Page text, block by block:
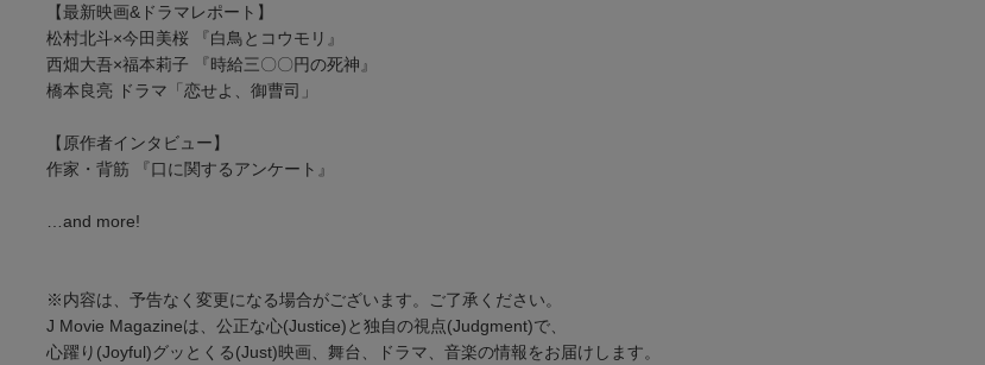
【最新映画&ドラマレポート】
松村北斗×今田美桜 『白鳥とコウモリ』
西畑大吾×福本莉子 『時給三〇〇円の死神』
橋本良亮 ドラマ「恋せよ、御曹司」
【原作者インタビュー】
作家・背筋 『口に関するアンケート』
…and more!
※内容は、予告なく変更になる場合がございます。ご了承ください。
J Movie Magazineは、公正な心(Justice)と独自の視点(Judgment)で、
心躍り(Joyful)グッとくる(Just)映画、舞台、ドラマ、音楽の情報をお届けします。